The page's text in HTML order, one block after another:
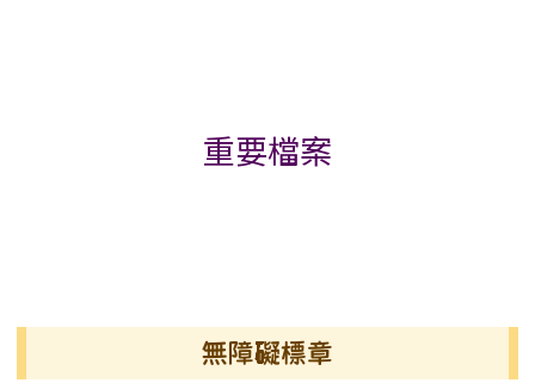
重要檔案
無障礙標章